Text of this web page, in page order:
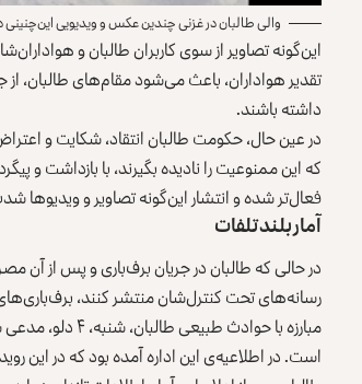
والی طالبان در غزنی چندین عکس و ویدیویی
این‌گونه تصاویر از سوی کاربران طالبان و
تقدیر هواداران، باعث می‌شود مقام‌های طالبان،
داشته باشند.
در عین حال، حکومت طالبان انتقاد، شکایت و
که این ممنوعیت را نادیده بگیرند، با بازداشت و
فعال‌تر شده و انتشار این‌گونه تصاویر و ویدیوها
آمار بلند تلفات
در حالی که طالبان در جریان برف‌باری و پس از
رسانه‌های تحت کنترل‌‌شان منتشر کنند،
است. در اطلاعیه‌ی این اداره آمده بود که در این رویدادها، ۴۵۸ خانه به‌گونه‌ی کامل یا قسمی آسیب دیده و ۳۶۰